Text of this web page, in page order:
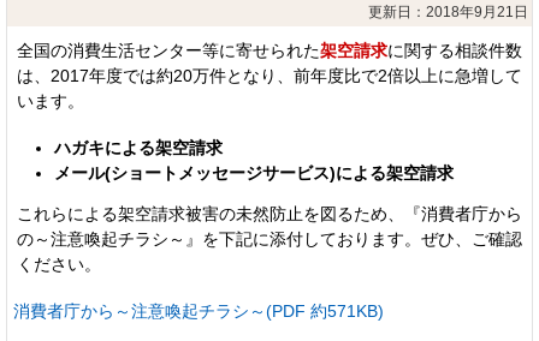
更新日：2018年9月21日
全国の消費生活センター等に寄せられた架空請求に関する相談件数
は、2017年度では約20万件となり、前年度比で2倍以上に急増して
います。
ハガキによる架空請求
メール(ショートメッセージサービス)による架空請求
これらによる架空請求被害の未然防止を図るため、『消費者庁から
の～注意喚起チラシ～』を下記に添付しております。ぜひ、ご確認
ください。
消費者庁から～注意喚起チラシ～(PDF 約571KB)